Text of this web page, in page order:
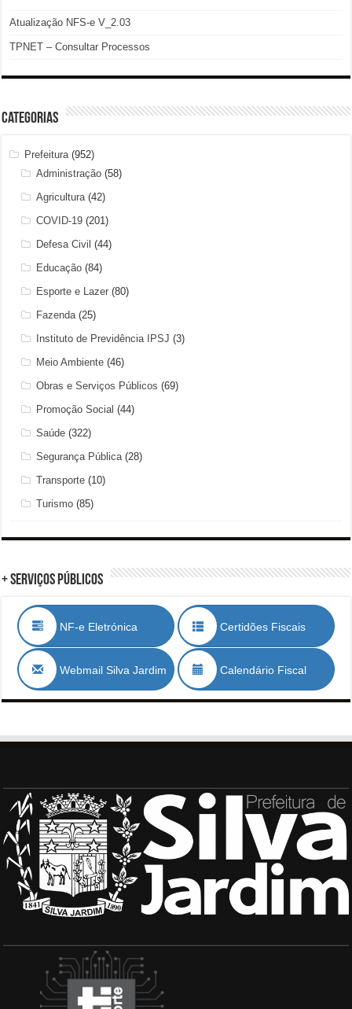
Atualização NFS-e V_2.03
TPNET – Consultar Processos
Categorias
Prefeitura (952)
Administração (58)
Agricultura (42)
COVID-19 (201)
Defesa Civil (44)
Educação (84)
Esporte e Lazer (80)
Fazenda (25)
Instituto de Previdência IPSJ (3)
Meio Ambiente (46)
Obras e Serviços Públicos (69)
Promoção Social (44)
Saúde (322)
Segurança Pública (28)
Transporte (10)
Turismo (85)
+ Serviços Públicos
NF-e Eletrónica Certidões Fiscais
Webmail Silva Jardim Calendário Fiscal